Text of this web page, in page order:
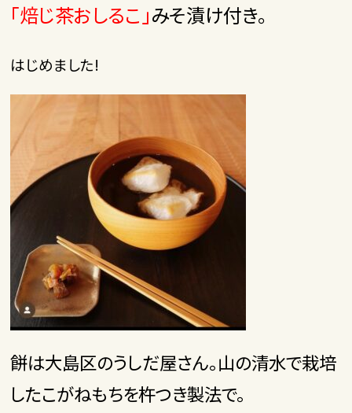
「焙じ茶おしるこ」みそ漬け付き。
はじめました!
餅は大島区のうしだ屋さん。山の清水で栽培
したこがねもちを杵つき製法で。